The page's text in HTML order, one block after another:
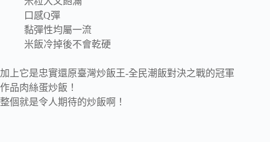
口感Q彈
黏彈性均屬一流
米飯冷掉後不會乾硬
加上它是忠實還原臺灣炒飯王-全民潮飯對決之戰的冠軍
作品肉絲蛋炒飯！
整個就是令人期待的炒飯啊！